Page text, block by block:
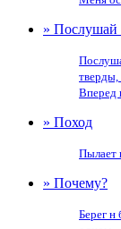
» Послушай
тверды,
Вперед
» Поход
Пылает
» Почему?
Берег н